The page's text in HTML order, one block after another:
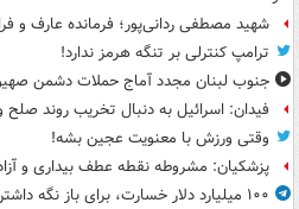
شهید مصطفی ردانی‌پور؛ فرمانده عارف و
ترامپ کنترلی بر تنگه هرمز ندارد!
جنوب لبنان مجدد آماج حملات دشمن
فیدان: اسرائیل به دنبال تخریب روند
وقتی ورزش با معنویت عجین بشه!
پزشکیان: مشروطه نقطه عطف بیداری و
۱۰۰ میلیارد دلار خسارت، برای باز نگه داشتن تنگه‌ای که باز بود!